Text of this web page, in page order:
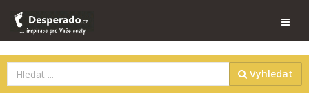
Vyhledat